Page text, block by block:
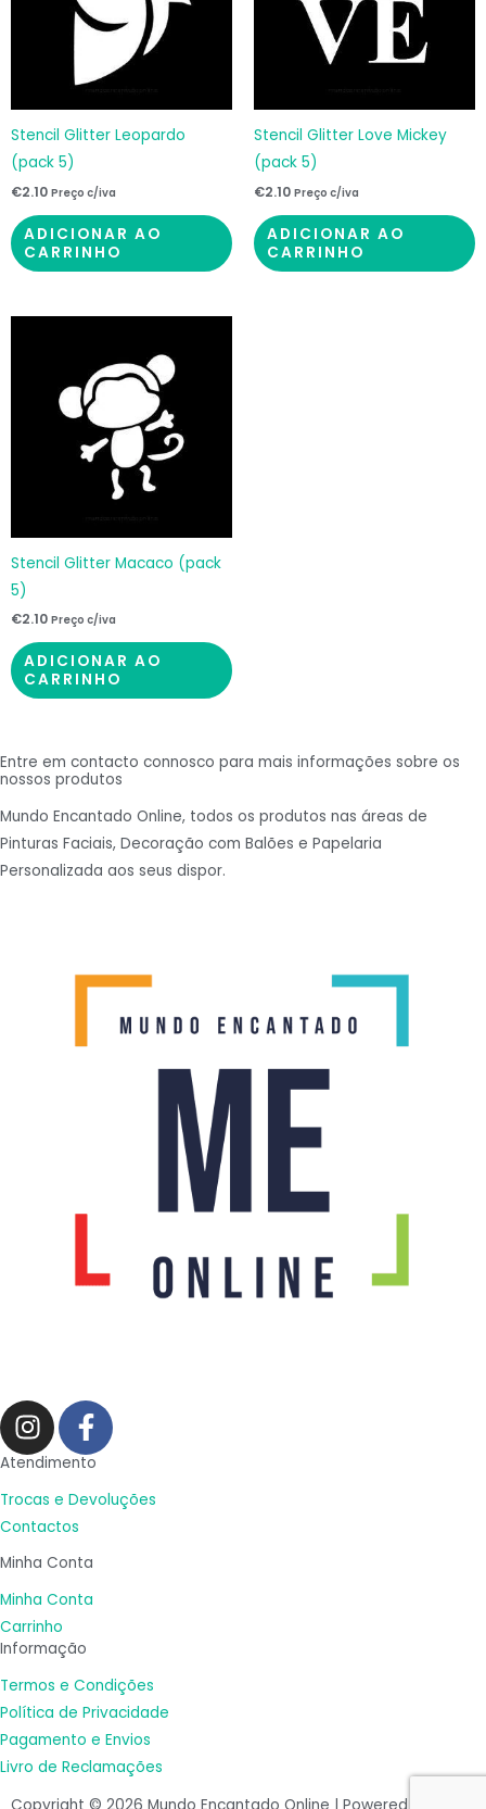
Stencil Glitter Leopardo
(pack 5)
€2.10 Preço c/iva
ADICIONAR AO
CARRINHO
Stencil Glitter Love Mickey
(pack 5)
€2.10 Preço c/iva
ADICIONAR AO
CARRINHO
Stencil Glitter Macaco (pack
5)
€2.10 Preço c/iva
ADICIONAR AO
CARRINHO
Entre em contacto connosco para mais informações sobre os
nossos produtos
Mundo Encantado Online, todos os produtos nas áreas de
Pinturas Faciais, Decoração com Balões e Papelaria
Personalizada aos seus dispor.
I
n
s
t
a
g
r
a
m
F
a
c
e
o
k
f
Atendimento
Trocas e Devoluções
Contactos
Minha Conta
Minha Conta
Carrinho
Informação
Termos e Condições
Política de Privacidade
Pagamento e Envios
Livro de Reclamações
Copyright © 2026 Mundo Encantado Online | Powered by